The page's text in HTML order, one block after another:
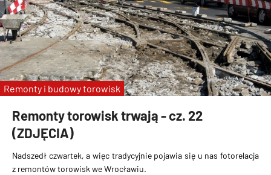
Remonty torowisk trwają - cz. 22
(ZDJĘCIA)
Nadszedł czwartek, a więc tradycyjnie pojawia się u nas fotorelacja
z remontów torowisk we Wrocławiu.
Remonty i budowy torowisk